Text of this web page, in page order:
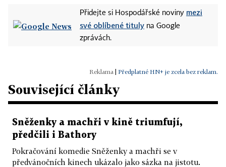
Přidejte si Hospodářské noviny mezi
své oblíbené tituly na Google
zprávách.
Předplatné HN+ je zcela bez reklam.
Související články
Sněženky a machři v kině triumfují,
předčili i Bathory
Pokračování komedie Sněženky a machři se v
předvánočních kinech ukázalo jako sázka na jistotu.